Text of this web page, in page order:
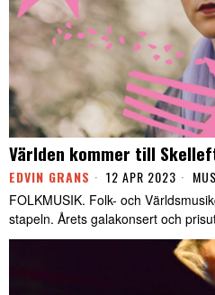
Världen kommer till
EDVIN GRANS 12 APR 2023
FOLKMUSIK. Folk- och
stapeln. Årets galakonsert och